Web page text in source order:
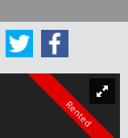
Rented